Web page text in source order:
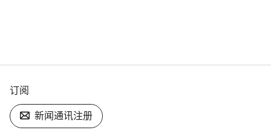
订阅
新闻通讯注册